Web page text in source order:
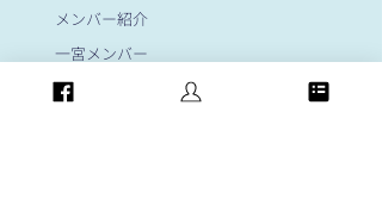
メンバー紹介
一宮メンバー
名古屋メンバー